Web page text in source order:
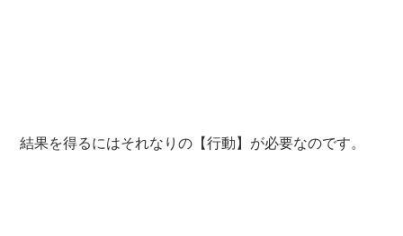
結果を得るにはそれなりの【行動】が必要なのです。